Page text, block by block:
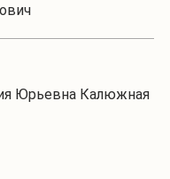
Юрьевна Калюжная